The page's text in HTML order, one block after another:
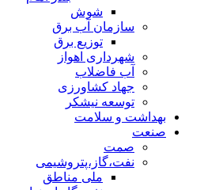
شوش
سازمان آب برق
توزیع برق
شهرداری اهواز
آب فاضلاب
جهاد کشاورزی
توسعه نیشکر
بهداشت و سلامت
صنعت
صمت
نفت،گاز،پتروشیمی
ملی مناطق